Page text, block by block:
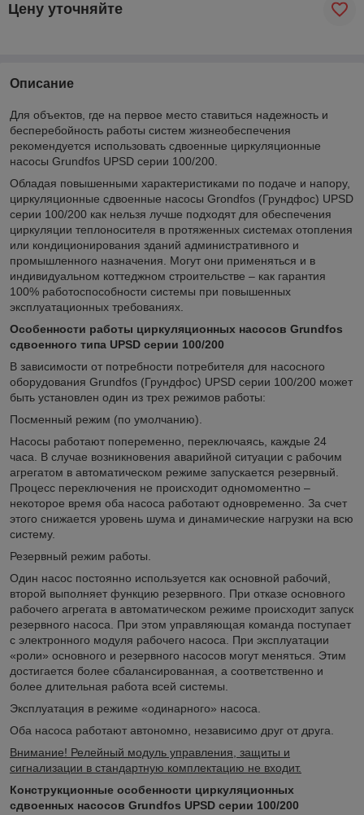
Цену уточняйте
Описание
Для объектов, где на первое место ставиться надежность и
бесперебойность работы систем жизнеобеспечения
рекомендуется использовать сдвоенные циркуляционные
насосы Grundfos UPSD серии 100/200.
Обладая повышенными характеристиками по подаче и напору,
циркуляционные сдвоенные насосы Grondfos (Грундфос) UPSD
серии 100/200 как нельзя лучше подходят для обеспечения
циркуляции теплоносителя в протяженных системах отопления
или кондиционирования зданий административного и
промышленного назначения. Могут они применяться и в
индивидуальном коттеджном строительстве – как гарантия
100% работоспособности системы при повышенных
эксплуатационных требованиях.
Особенности работы циркуляционных насосов Grundfos
сдвоенного типа UPSD серии 100/200
В зависимости от потребности потребителя для насосного
оборудования Grundfos (Грундфос) UPSD серии 100/200 может
быть установлен один из трех режимов работы:
Посменный режим (по умолчанию).
Насосы работают попеременно, переключаясь, каждые 24
часа. В случае возникновения аварийной ситуации с рабочим
агрегатом в автоматическом режиме запускается резервный.
Процесс переключения не происходит одномоментно –
некоторое время оба насоса работают одновременно. За счет
этого снижается уровень шума и динамические нагрузки на всю
систему.
Резервный режим работы.
Один насос постоянно используется как основной рабочий,
второй выполняет функцию резервного. При отказе основного
рабочего агрегата в автоматическом режиме происходит запуск
резервного насоса. При этом управляющая команда поступает
с электронного модуля рабочего насоса. При эксплуатации
«роли» основного и резервного насосов могут меняться. Этим
достигается более сбалансированная, а соответственно и
более длительная работа всей системы.
Эксплуатация в режиме «одинарного» насоса.
Оба насоса работают автономно, независимо друг от друга.
Внимание! Релейный модуль управления, защиты и
сигнализации в стандартную комплектацию не входит.
Конструкционные особенности циркуляционных
сдвоенных насосов Grundfos UPSD серии 100/200